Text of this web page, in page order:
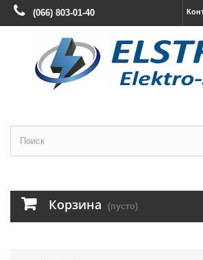
(066) 803-01-40
Корзина (пусто)